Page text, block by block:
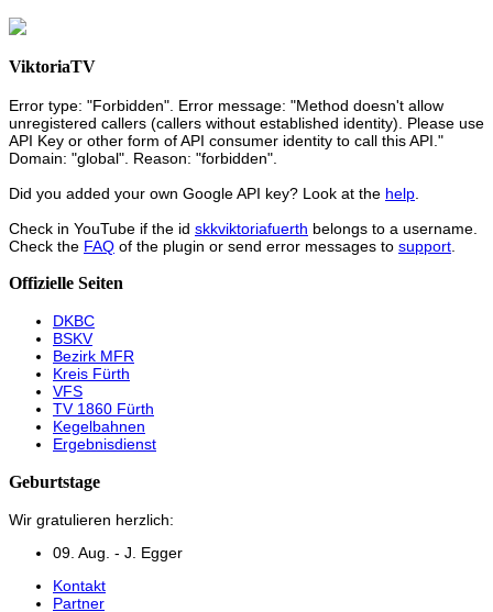
ViktoriaTV
Error type: "Forbidden". Error message: "Method doesn't allow
unregistered callers (callers without established identity). Please use
API Key or other form of API consumer identity to call this API."
Domain: "global". Reason: "forbidden".
Did you added your own Google API key? Look at the help
Check in YouTube if the id skkviktoriafuerth belongs to a username.
Check the FAQ of the plugin or send error messages to support
Offizielle Seiten
DKBC
BSKV
Bezirk MFR
Kreis Fürth
VFS
TV 1860 Fürth
Kegelbahnen
Ergebnisdienst
Geburtstage
Wir gratulieren herzlich:
09. Aug. - J. Egger
Kontakt
Partner